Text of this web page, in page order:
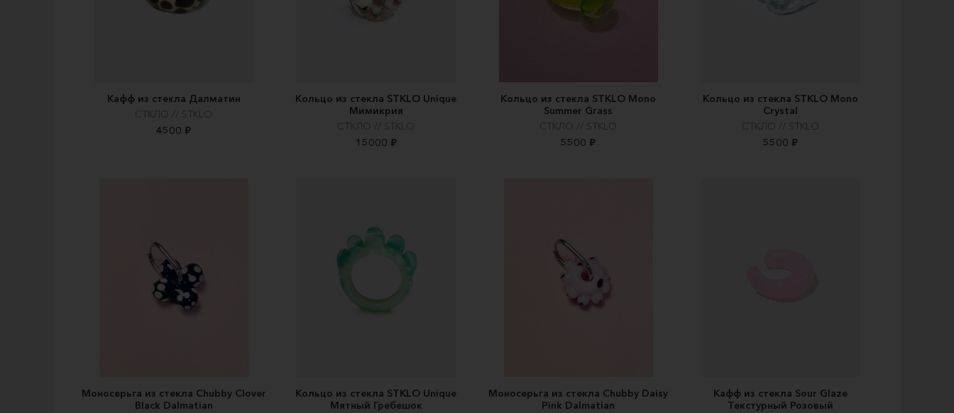
Кафф из стекла Далматин
СТКЛО // STKLO
4500 ₽
Кольцо из стекла STKLO Unique
Мимикрия
СТКЛО // STKLO
15000 ₽
Кольцо из стекла STKLO Mono
Summer Grass
СТКЛО // STKLO
5500 ₽
Кольцо из стекла STKLO Mono
Crystal
СТКЛО // STKLO
5500 ₽
Моносерьга из стекла Chubby Clover
Black Dalmatian
Кольцо из стекла STKLO Unique
Мятный Гребешок
Моносерьга из стекла Chubby Daisy
Pink Dalmatian
Кафф из стекла Sour Glaze
Текстурный Розовый